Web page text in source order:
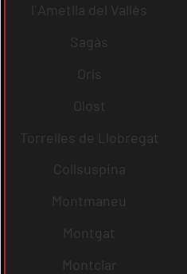
l´Ametlla del Vallès
Sagàs
Orís
Olost
Torrelles de Llobregat
Collsuspina
Montmaneu
Montgat
Montclar